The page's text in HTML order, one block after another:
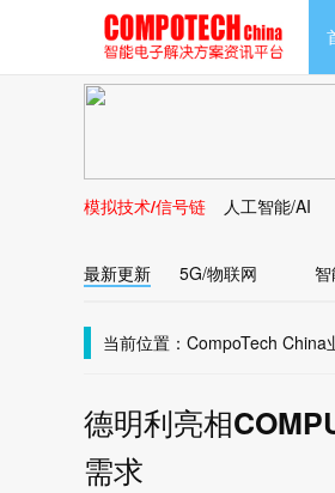
模拟技术/信号链 人工智能/AI
最新更新 5G/物联网
当前位置： CompoTech China
德明利亮相
需求